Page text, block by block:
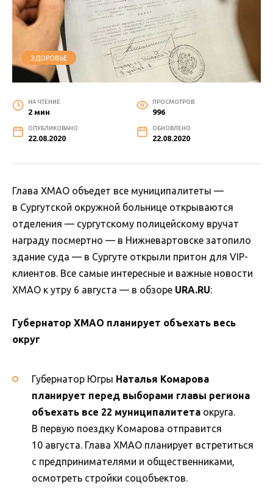
ЗДОРОВЬЕ
НА ЧТЕНИЕ
2 мин
ПРОСМОТРОВ
996
ОПУБЛИКОВАНО
22.08.2020
ОБНОВЛЕНО
22.08.2020
Глава ХМАО объедет все муниципалитеты —
в Сургутской окружной больнице открываются
отделения — сургутскому полицейскому вручат
награду посмертно — в Нижневартовске затопило
здание суда — в Сургуте открыли притон для VIP-
клиентов. Все самые интересные и важные новости
ХМАО к утру 6 августа — в обзоре URA.RU:
Губернатор ХМАО планирует объехать весь
округ
Губернатор Югры Наталья Комарова
планирует перед выборами главы региона
объехать все 22 муниципалитета округа.
В первую поездку Комарова отправится
10 августа. Глава ХМАО планирует встретиться
с предпринимателями и общественниками,
осмотреть стройки соцобъектов.